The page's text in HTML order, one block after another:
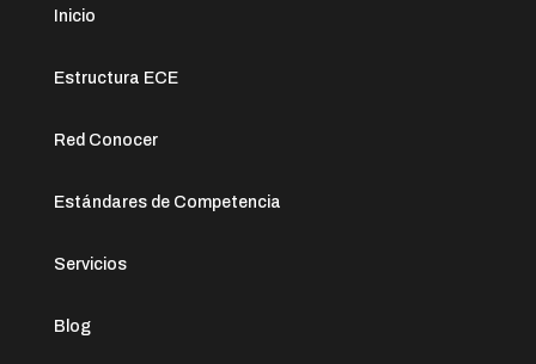
Inicio
Estructura ECE
Red Conocer
Estándares de Competencia
Servicios
Blog